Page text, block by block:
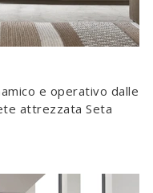
e operativo dalle
attrezzata Seta